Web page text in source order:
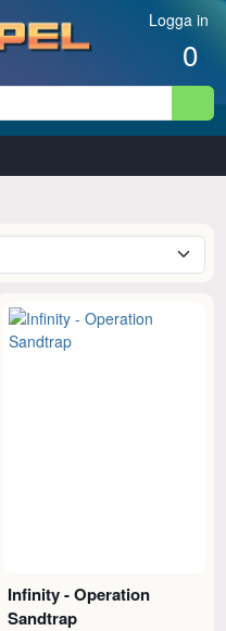
Logga in
0
Infinity - Operation
Sandtrap